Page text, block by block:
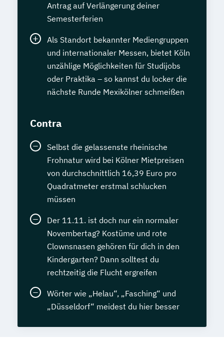
Antrag auf Verlängerung deiner
Semesterferien
Als Standort bekannter Mediengruppen
und internationaler Messen, bietet Köln
unzählige Möglichkeiten für Studijobs
oder Praktika – so kannst du locker die
nächste Runde Mexikölner schmeißen
Contra
Selbst die gelassenste rheinische
Frohnatur wird bei Kölner Mietpreisen
von durchschnittlich 16,39 Euro pro
Quadratmeter erstmal schlucken
müssen
Der 11.11. ist doch nur ein normaler
Novembertag? Kostüme und rote
Clownsnasen gehören für dich in den
Kindergarten? Dann solltest du
rechtzeitig die Flucht ergreifen
Wörter wie „Helau“, „Fasching“ und
„Düsseldorf“ meidest du hier besser